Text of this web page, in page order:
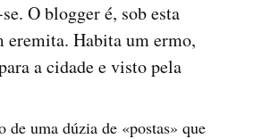
O blogger é, sob esta
eremita. Habita um ermo,
a cidade e visto pela
de uma dúzia de «postas» que